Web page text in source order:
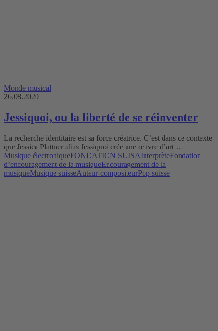
Monde musical
26.08.2020
Jessiquoi, ou la liberté de se réinventer
La recherche identitaire est sa force créatrice. C’est dans ce contexte
que Jessica Plattner alias Jessiquoi crée une œuvre d’art …
Musique électroniqueFONDATION SUISAInterprèteFondation
d’encouragement de la musiqueEncouragement de la
musiqueMusique suisseAuteur-compositeurPop suisse